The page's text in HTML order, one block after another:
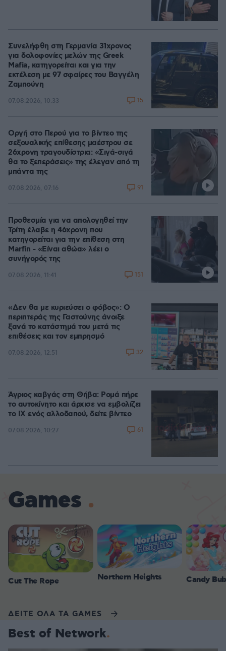
Συνελήφθη στη Γερμανία 31χρονος
για δολοφονίες μελών της Greek
Mafia, κατηγορείται και για την
εκτέλεση με 97 σφαίρες του Βαγγέλη
Ζαμπούνη
07.08.2026, 10:33 15
Οργή στο Περού για το βίντεο της
σεξουαλικής επίθεσης μαέστρου σε
26χρονη τραγουδίστρια: «Σιγά-σιγά
θα το ξεπεράσεις» της έλεγαν από τη
μπάντα της
07.08.2026, 07:16 91
Προθεσμία για να απολογηθεί την
Τρίτη έλαβε η 46χρονη που
κατηγορείται για την επίθεση στη
Marfin - «Είναι αθώα» λέει ο
συνήγορός της
07.08.2026, 11:41 151
«Δεν θα με κυριεύσει ο φόβος»: Ο
περιπτεράς της Γαστούνης άνοιξε
ξανά το κατάστημά του μετά τις
επιθέσεις και τον εμπρησμό
07.08.2026, 12:51 32
Άγριος καβγάς στη Θήβα: Ρομά πήρε
το αυτοκίνητο και άρχισε να εμβολίζει
το ΙΧ ενός αλλοδαπού, δείτε βίντεο
07.08.2026, 10:27 61
Games
Cut The Rope Northern Heights Candy
ΔΕΙΤΕ ΟΛΑ ΤΑ GAMES
Best of Network